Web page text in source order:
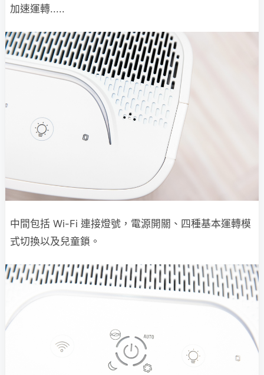
加速運轉.....
中間包括 Wi-Fi 連接燈號，電源開關、四種基本運轉模
式切換以及兒童鎖。